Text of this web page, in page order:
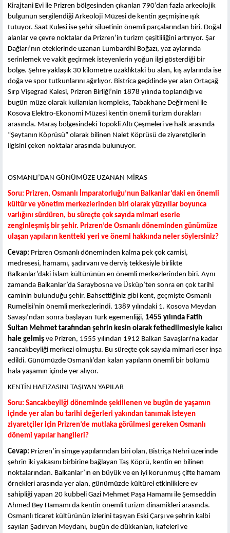
Kirajtani Evi ile Prizren bölgesinden çıkarılan 790’dan fazla arkeolojik
bulgunun sergilendiği Arkeoloji Müzesi de kentin geçmişine ışık
tutuyor. Saat Kulesi ise şehir siluetinin önemli parçalarından biri. Doğal
alanlar ve çevre noktalar da Prizren’in turizm çeşitliliğini artırıyor. Şar
Dağları’nın eteklerinde uzanan Lumbardhi Boğazı, yaz aylarında
serinlemek ve vakit geçirmek isteyenlerin yoğun ilgi gösterdiği bir
bölge. Şehre yaklaşık 30 kilometre uzaklıktaki bu alan, kış aylarında ise
doğa ve spor tutkunlarını ağırlıyor. Bistrica geçidinde yer alan Ortaçağ
Sırp Vişegrad Kalesi, Prizren Birliği’nin 1878 yılında toplandığı ve
bugün müze olarak kullanılan kompleks, Tabakhane Değirmeni ile
Kosova Elektro-Ekonomi Müzesi kentin önemli turizm durakları
arasında. Maraş bölgesindeki Topokli Altı Çeşmeleri ve halk arasında
“Şeytanın Köprüsü” olarak bilinen Nalet Köprüsü de ziyaretçilerin
ilgisini çeken noktalar arasında bulunuyor.
OSMANLI’DAN GÜNÜMÜZE UZANAN MİRAS
Soru: Prizren, Osmanlı İmparatorluğu’nun Balkanlar’daki en önemli
kültür ve yönetim merkezlerinden biri olarak yüzyıllar boyunca
varlığını sürdüren, bu süreçte çok sayıda mimari eserle
zenginleşmiş bir şehir. Prizren’de Osmanlı döneminden günümüze
ulaşan yapıların kentteki yeri ve önemi hakkında neler söylersiniz?
Cevap: Prizren Osmanlı döneminden kalma pek çok camisi,
medresesi, hamamı, şadırvanı ve derviş tekkesiyle birlikte
Balkanlar’daki İslam kültürünün en önemli merkezlerinden biri. Aynı
zamanda Balkanlar’da Saraybosna ve Üsküp’ten sonra en çok tarihi
caminin bulunduğu şehir. Bahsettiğiniz gibi kent, geçmişte Osmanlı
Rumelisi'nin önemli merkezlerindi. 1389 yılındaki 1. Kosova Meydan
Savaşı’ndan sonra başlayan Türk egemenliği, 1455 yılında Fatih
Sultan Mehmet tarafından şehrin kesin olarak fethedilmesiyle kalıcı
hale gelmiş ve Prizren, 1555 yılından 1912 Balkan Savaşları'na kadar
sancakbeyliği merkezi olmuştu. Bu süreçte çok sayıda mimari eser inşa
edildi. Günümüzde Osmanlı’dan kalan yapıların önemli bir bölümü
hala yaşamın içinde yer alıyor.
KENTİN HAFIZASINI TAŞIYAN YAPILAR
Soru: Sancakbeyliği döneminde şekillenen ve bugün de yaşamın
içinde yer alan bu tarihi değerleri yakından tanımak isteyen
ziyaretçiler için Prizren’de mutlaka görülmesi gereken Osmanlı
dönemi yapılar hangileri?
Cevap: Prizren’in simge yapılarından biri olan, Bistriça Nehri üzerinde
şehrin iki yakasını birbirine bağlayan Taş Köprü, kentin en bilinen
noktalarından. Balkanlar’ın en büyük ve en iyi korunmuş çifte hamam
örnekleri arasında yer alan, günümüzde kültürel etkinliklere ev
sahipliği yapan 20 kubbeli Gazi Mehmet Paşa Hamamı ile Şemseddin
Ahmed Bey Hamamı da kentin önemli turizm dinamikleri arasında.
Osmanlı ticaret kültürünün izlerini taşıyan Eski Çarşı ve şehrin kalbi
sayılan Şadırvan Meydanı, bugün de dükkanları, kafeleri ve